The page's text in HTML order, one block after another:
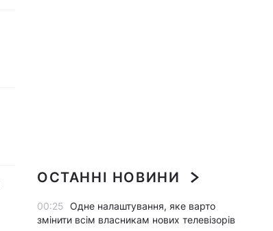
ОСТАННІ НОВИНИ
00:25 Одне налаштування, яке варто
змінити всім власникам нових телевізорів